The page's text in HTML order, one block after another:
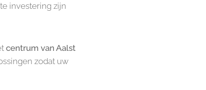
investering zijn
centrum van Aalst
zodat uw